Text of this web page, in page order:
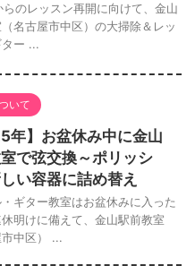
らのレッスン再開に向けて、金山
名古屋市中区）の大掃除＆レッ
ー ...
いて
年】お盆休み中に金山
で弦交換～ポリッシ
い容器に詰め替え
ギター教室はお盆休みに入った
明けに備えて、金山駅前教室
市中区） ...